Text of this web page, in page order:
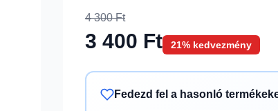
4 300 Ft
3 400 Ft 21% kedvezmény
Fedezd fel a hasonló